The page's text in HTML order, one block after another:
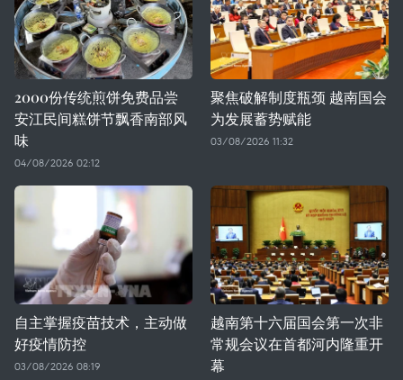
2000份传统煎饼免费品尝
安江民间糕饼节飘香南部风
味
04/08/2026 02:12
聚焦破解制度瓶颈 越南国会
为发展蓄势赋能
03/08/2026 11:32
自主掌握疫苗技术，主动做
好疫情防控
03/08/2026 08:19
越南第十六届国会第一次非
常规会议在首都河内隆重开
幕